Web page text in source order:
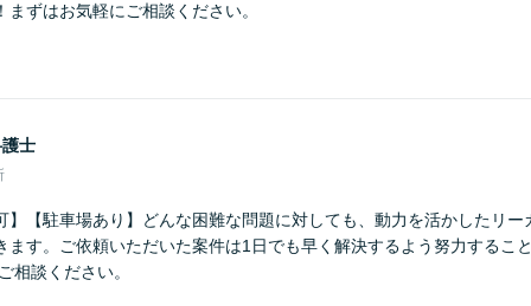
まずはお気軽にご相談ください。
士
】【駐車場あり】どんな困難な問題に対しても、動力を活かしたリー
ます。ご依頼いただいた案件は1日でも早く解決するよう努力するこ
相談ください。